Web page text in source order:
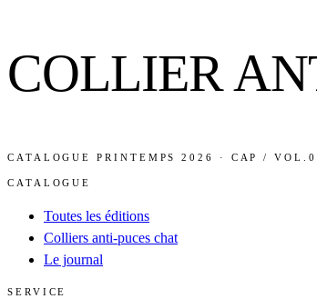
COLLIER
CATALOGUE PRINTEMPS 2026 · CAP /
CATALOGUE
Toutes les éditions
Colliers anti-puces chat
Le journal
SERVICE